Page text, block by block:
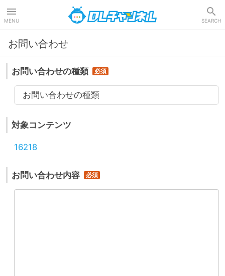
MENU SEARCH
お問い合わせ
お問い合わせの種類
お問い合わせの種類
対象コンテンツ
16218
お問い合わせ内容